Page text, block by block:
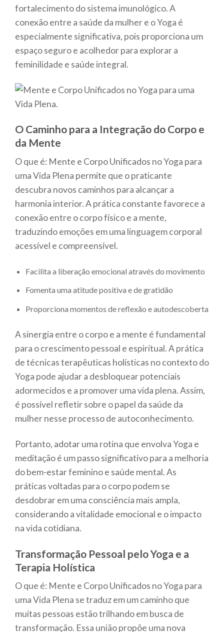
fortalecimento do sistema imunológico. A
conexão entre a saúde da mulher e o Yoga é
especialmente significativa, pois proporciona um
espaço seguro e acolhedor para explorar a
feminilidade e saúde integral.
O Caminho para a Integração do Corpo e
da Mente
O que é: Mente e Corpo Unificados no Yoga para
uma Vida Plena permite que o praticante
descubra novos caminhos para alcançar a
harmonia interior. A prática constante favorece a
conexão entre o corpo físico e a mente,
traduzindo emoções em uma linguagem corporal
acessível e compreensível.
Facilita a liberação emocional através do movimento
Fomenta uma atitude positiva e de gratidão
Proporciona momentos de reflexão e autodescoberta
A sinergia entre o corpo e a mente é fundamental
para o crescimento pessoal e espiritual. A prática
de técnicas terapêuticas holísticas no contexto do
Yoga pode ajudar a desbloquear potenciais
adormecidos e a promover uma vida plena. Assim,
é possível refletir sobre o papel da saúde da
mulher nesse processo de autoconhecimento.
Portanto, adotar uma rotina que envolva Yoga e
meditação é um passo significativo para a melhoria
do bem-estar feminino e saúde mental. As
práticas voltadas para o corpo podem se
desdobrar em uma consciência mais ampla,
considerando a vitalidade emocional e o impacto
na vida cotidiana.
Transformação Pessoal pelo Yoga e a
Terapia Holística
O que é: Mente e Corpo Unificados no Yoga para
uma Vida Plena se traduz em um caminho que
muitas pessoas estão trilhando em busca de
transformação. Essa união propõe uma nova